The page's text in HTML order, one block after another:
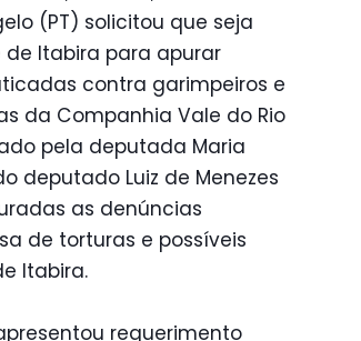
(PT) solicitou que seja
Itabira para apurar
contra garimpeiros e
da Companhia Vale do Rio
pela deputada Maria
deputado Luiz de Menezes
as denúncias
de torturas e possíveis
Itabira.
requerimento